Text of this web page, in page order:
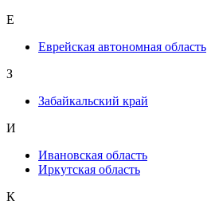
Е
Еврейская автономная область
З
Забайкальский край
И
Ивановская область
Иркутская область
К